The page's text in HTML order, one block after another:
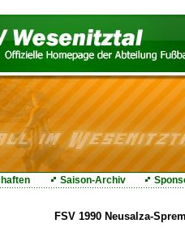
Saison-Archiv
FSV 1990 Neusalza-